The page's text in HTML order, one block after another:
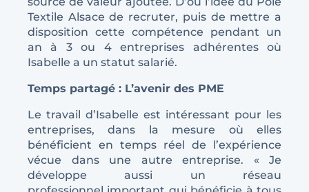
Textile Alsace de recruter, puis de mettre a
disposition cette compétence pendant un
an à 3 ou 4 entreprises adhérentes où
Isabelle a un statut salarié.
Temps partagé : L’avenir des PME
Le travail d’Isabelle est intéressant pour les
entreprises, dans la mesure où elles
bénéficient en temps réel de l’expérience
vécue dans une autre entreprise. « Je
développe aussi un réseau